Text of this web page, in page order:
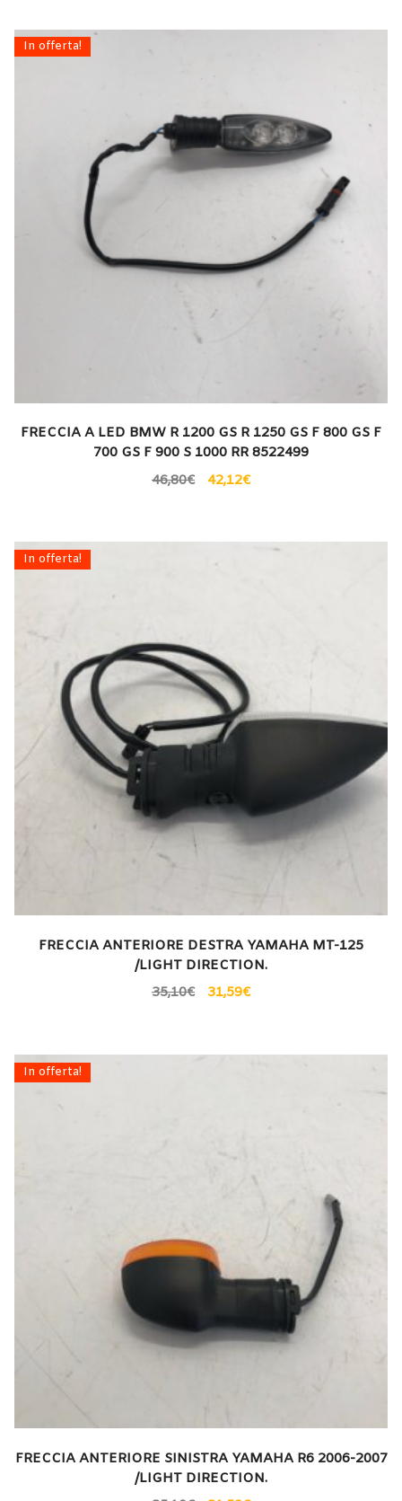
In offerta!
FRECCIA A LED BMW R 1200 GS R 1250 GS F 800 GS F
700 GS F 900 S 1000 RR 8522499
46,80€ 42,12€
In offerta!
FRECCIA ANTERIORE DESTRA YAMAHA MT-125
/LIGHT DIRECTION.
35,10€ 31,59€
In offerta!
FRECCIA ANTERIORE SINISTRA YAMAHA R6 2006-2007
/LIGHT DIRECTION.